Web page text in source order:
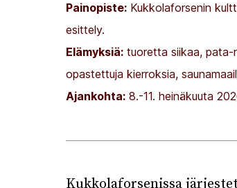
Painopiste: Kukkolaforsenin
esittely.
Elämyksiä: tuoretta siikaa,
opastettuja kierroksia,
Ajankohta: 8.-11. heinäkuuta
Kukkolaforsenissa